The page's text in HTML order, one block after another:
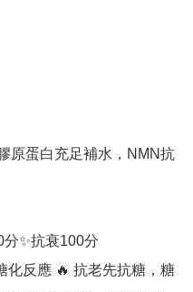
原蛋白充足補水，NMN抗
✨抗衰100分
化反應 🔥 抗老先抗糖，糖